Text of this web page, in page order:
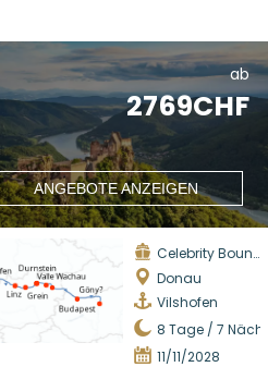
ab
2769CHF
ANGEBOTE ANZEIGEN
Celebrity Boundless
Donau
Vilshofen
8 Tage / 7 Nächte
11/11/2028